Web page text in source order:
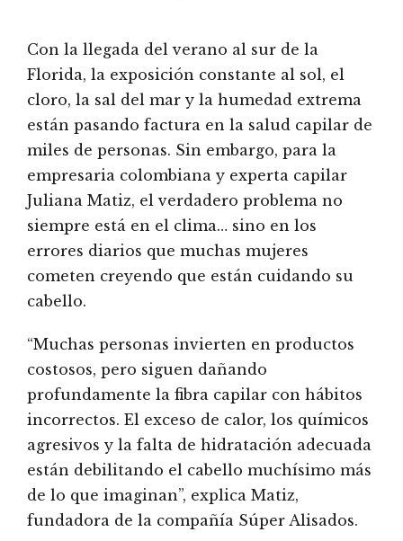
Con la llegada del verano al sur de la
Florida, la exposición constante al sol, el
cloro, la sal del mar y la humedad extrema
están pasando factura en la salud capilar de
miles de personas. Sin embargo, para la
empresaria colombiana y experta capilar
Juliana Matiz, el verdadero problema no
siempre está en el clima… sino en los
errores diarios que muchas mujeres
cometen creyendo que están cuidando su
cabello.
“Muchas personas invierten en productos
costosos, pero siguen dañando
profundamente la fibra capilar con hábitos
incorrectos. El exceso de calor, los químicos
agresivos y la falta de hidratación adecuada
están debilitando el cabello muchísimo más
de lo que imaginan”, explica Matiz,
fundadora de la compañía Súper Alisados.